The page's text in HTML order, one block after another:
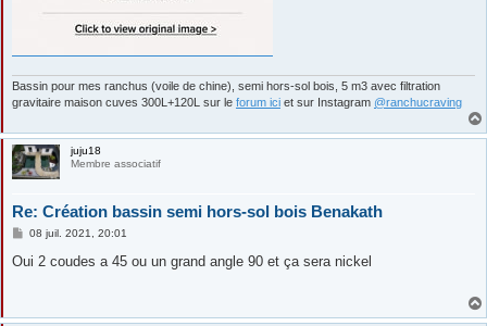
Bassin pour mes ranchus (voile de chine), semi hors-sol bois, 5 m3 avec filtration
gravitaire maison cuves 300L+120L sur le forum ici et sur Instagram @ranchucraving
juju18
Membre associatif
Re: Création bassin semi hors-sol bois Benakath
M
s
08 juil. 2021, 20:01
Oui 2 coudes a 45 ou un grand angle 90 et ça sera nickel